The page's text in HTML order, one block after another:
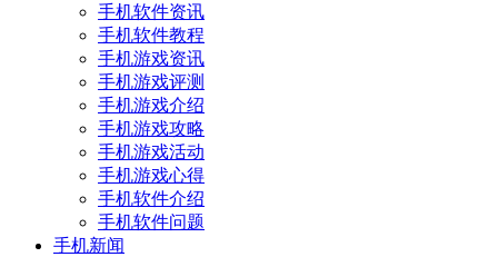
手机软件资讯
手机软件教程
手机游戏资讯
手机游戏评测
手机游戏介绍
手机游戏攻略
手机游戏活动
手机游戏心得
手机软件介绍
手机软件问题
手机新闻